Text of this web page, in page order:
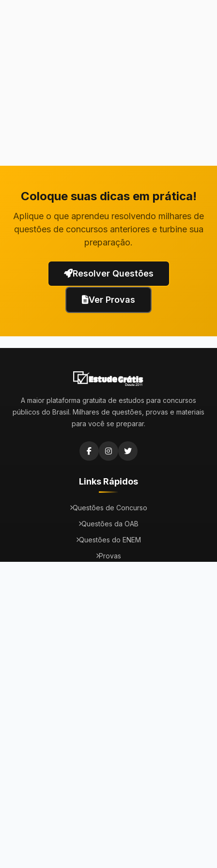
Coloque suas dicas em prática!
Aplique o que aprendeu resolvendo milhares de
questões de concursos anteriores e turbine sua
preparação.
Resolver Questões
Ver Provas
A maior plataforma gratuita de estudos para concursos
públicos do Brasil. Milhares de questões, provas e materiais
para você se preparar.
Links Rápidos
Questões de Concurso
Questões da OAB
Questões do ENEM
Provas